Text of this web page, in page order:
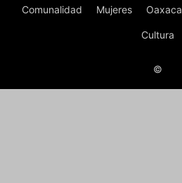
Comunalidad Mujeres Oaxaca
Cultura
©